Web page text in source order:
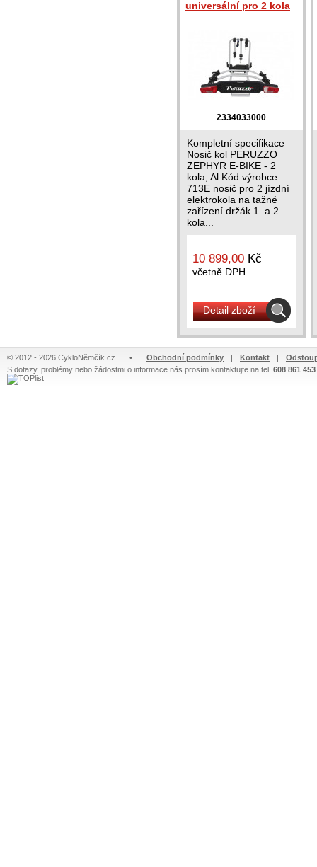
universální pro 2 kola
2334033000
Kompletní specifikace
Nosič kol PERUZZO
ZEPHYR E-BIKE - 2
kola, Al Kód výrobce:
713E nosič pro 2 jízdní
elektrokola na tažné
zařízení držák 1. a 2.
kola...
10 899,00 Kč
včetně DPH
Detail zboží
© 2012 - 2026 CykloNěmčík.cz • Obchodní podmínky | Kontakt |
S dotazy, problémy nebo žádostmi o informace nás prosím kontaktujte na tel. 608 861 453